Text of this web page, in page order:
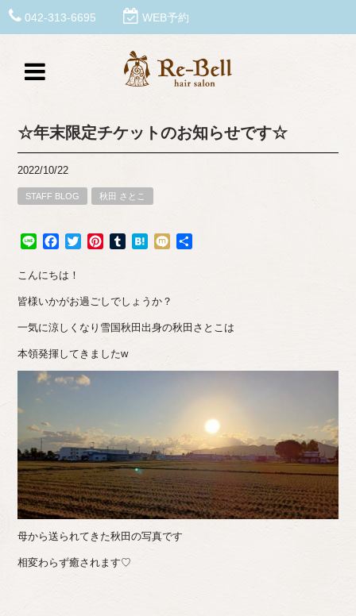
042-313-6695 WEB予約
☆年末限定チケットのお知らせです☆
2022/10/22
STAFF BLOG 秋田 さとこ
Line Facebook
TwitterPinterestTumblrHatena
Mixi
こんにちは！
皆様いかがお過ごしでしょうか？
一気に涼しくなり雪国秋田出身の秋田さとこは
本領発揮してきましたw
母から送られてきた秋田の写真です
相変わらず癒されます♡